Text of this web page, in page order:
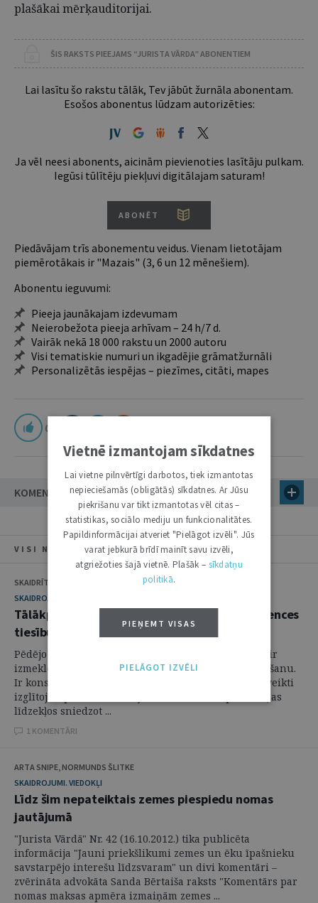
plašākai mērķauditorijai.
ŠIS RAKSTS PIEEJAMS “JURISTA VĀRDA” ABONENTIEM
Lai lasītu šo rakstu tālāk, Tev jābūt žurnāla abonentam.
Esošos abonentus lūdzam autorizēties:
Ja vēl neesi abonents, aicinām pievienoties lasītāju pulkam.
Iegūsi tūlītēju piekļuvi digitālajam saturam!
ABONĒT
Piedāvājam trīs abonementu veidus. Vienam lietotājam
piemērotākais ir "Mazais" (3, 6 un 12 mēnešiem).
Abonentu ieguvumi:
Pieeja jaunākajam izdevumam
Neierobežota pieeja arhīvam – 24 h/7 d.
Vairāk nekā 18 000 rakstu un 2000 autoru
Visi tematiskie numuri un ikgadējie grāmatžurnāli
Personalizētās iespējas – piezīmes, citāti, mapes
0
KOMENTĀRI
VISI NUMURA RAKSTI
SKAIDRĪTE ĀBRAMA
SKAIDROJUMI. VIEDOKĻI
Tālākpārdošanas cenu noteikšana kā konkurences
tiesību pārkāpums
Pēdējo gadu laikā Konkurences padome vairākkārt ir
izmeklējusi lietas par tālākpārdošanas cenas noteikšanu.
Ir konstatēti pārkāpumi, uzlikti naudas sodi, tāpat veikti
izglītojoši pasākumi, rīkojot seminārus un plašsaziņas
līdzekļos sniedzot ...
1 KOMENTĀRI
ARTA SNIPE, NORMUNDS ŠLITKE
SKAIDROJUMI. VIEDOKĻI
Līdz šim nepateiktais zemes piespiedu nomas
jautājumā
"Jurista Vārdā" Nr. 42 (16.10.2012.) tika publicēta
informācija "Jauni priekšlikumi zemes un ēku īpašnieku
savstarpējo interešu līdzsvaram" un divi komentāri –
zvērināta advokāta Sanda Bērtaiša raksts "Komentārs par
nomas maksas apmēra izmaiņām zemes ...
Vietnē izmantojam sīkdatnes
Lai vietne pilnvērtīgi darbotos, tiek izmantotas
nepieciešamās (obligātās) sīkdatnes. Ar Jūsu
piekrišanu var tikt izmantotas vēl citas –
statistikas, sociālo mediju un funkcionalitātes.
Papildinformācijai atveriet "Pielāgot izvēli". Jūs
varat jebkurā brīdī mainīt savu izvēli,
atgriežoties šajā vietnē. Plašāk – sīkdatņu
politikā.
PIEŅEMT VISAS
PIELĀGOT IZVĒLI